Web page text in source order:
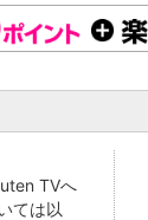
TVへ
ては以